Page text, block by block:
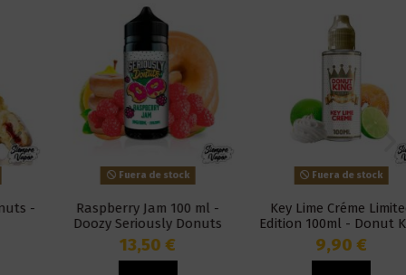
Fuera de stock
Raspberry Jam 100 ml -
Doozy Seriously Donuts
13,50 €
Fuera de stock
Key Lime Créme Limited
Edition 100ml - Donut King
9,90 €